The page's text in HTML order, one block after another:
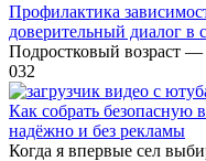
Профилактика
доверительный диалог в
Подростковый возраст
032
Как собрать безопасную
надёжно и без рекламы
Когда я впервые сел